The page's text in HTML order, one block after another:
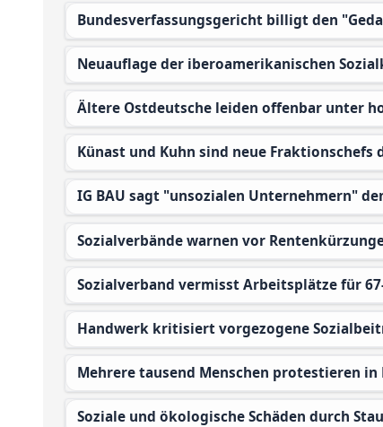
Bundesverfassungsgericht billigt den
Neuauflage der iberoamerikanischen
Ältere Ostdeutsche leiden offenbar unter
Künast und Kuhn sind neue Fraktionschefs
IG BAU sagt "unsozialen Unternehmern"
Sozialverbände warnen vor
Sozialverband vermisst Arbeitsplätze für
Handwerk kritisiert vorgezogene
Mehrere tausend Menschen protestieren
Soziale und ökologische Schäden durch